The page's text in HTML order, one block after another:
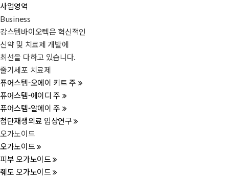
사업영역
Business
강스템바이오텍은 혁신적인
신약 및 치료제 개발에
최선을 다하고 있습니다.
줄기세포 치료제
퓨어스템-오에이 키트 주
퓨어스템-에이디 주
퓨어스템-알에이 주
첨단재생의료 임상연구
오가노이드
오가노이드
피부 오가노이드
췌도 오가노이드